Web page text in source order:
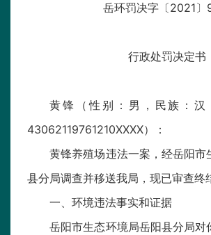
岳环罚决字〔2021〕
行政处罚决定书
黄锋（性别：男，民族：汉
43062119761210XXXX）：
黄锋养殖场违法一案，经岳阳市
县分局调查并移送我局，现已审
一、环境违法事实和证据
岳阳市生态环境局岳阳县分局对